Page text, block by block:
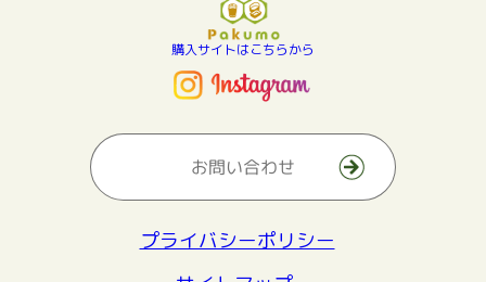
購入サイトはこちらから
お問い合わせ
プライバシーポリシー